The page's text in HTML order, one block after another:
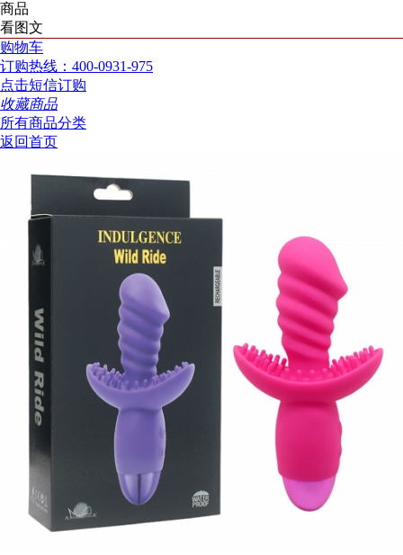
商品
看图文
购物车
订购热线：400-0931-975
点击短信订购
收藏商品
所有商品分类
返回首页